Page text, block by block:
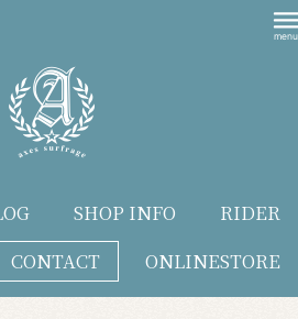
SHOP INFO
RIDER
CONTACT
ONLINESTORE